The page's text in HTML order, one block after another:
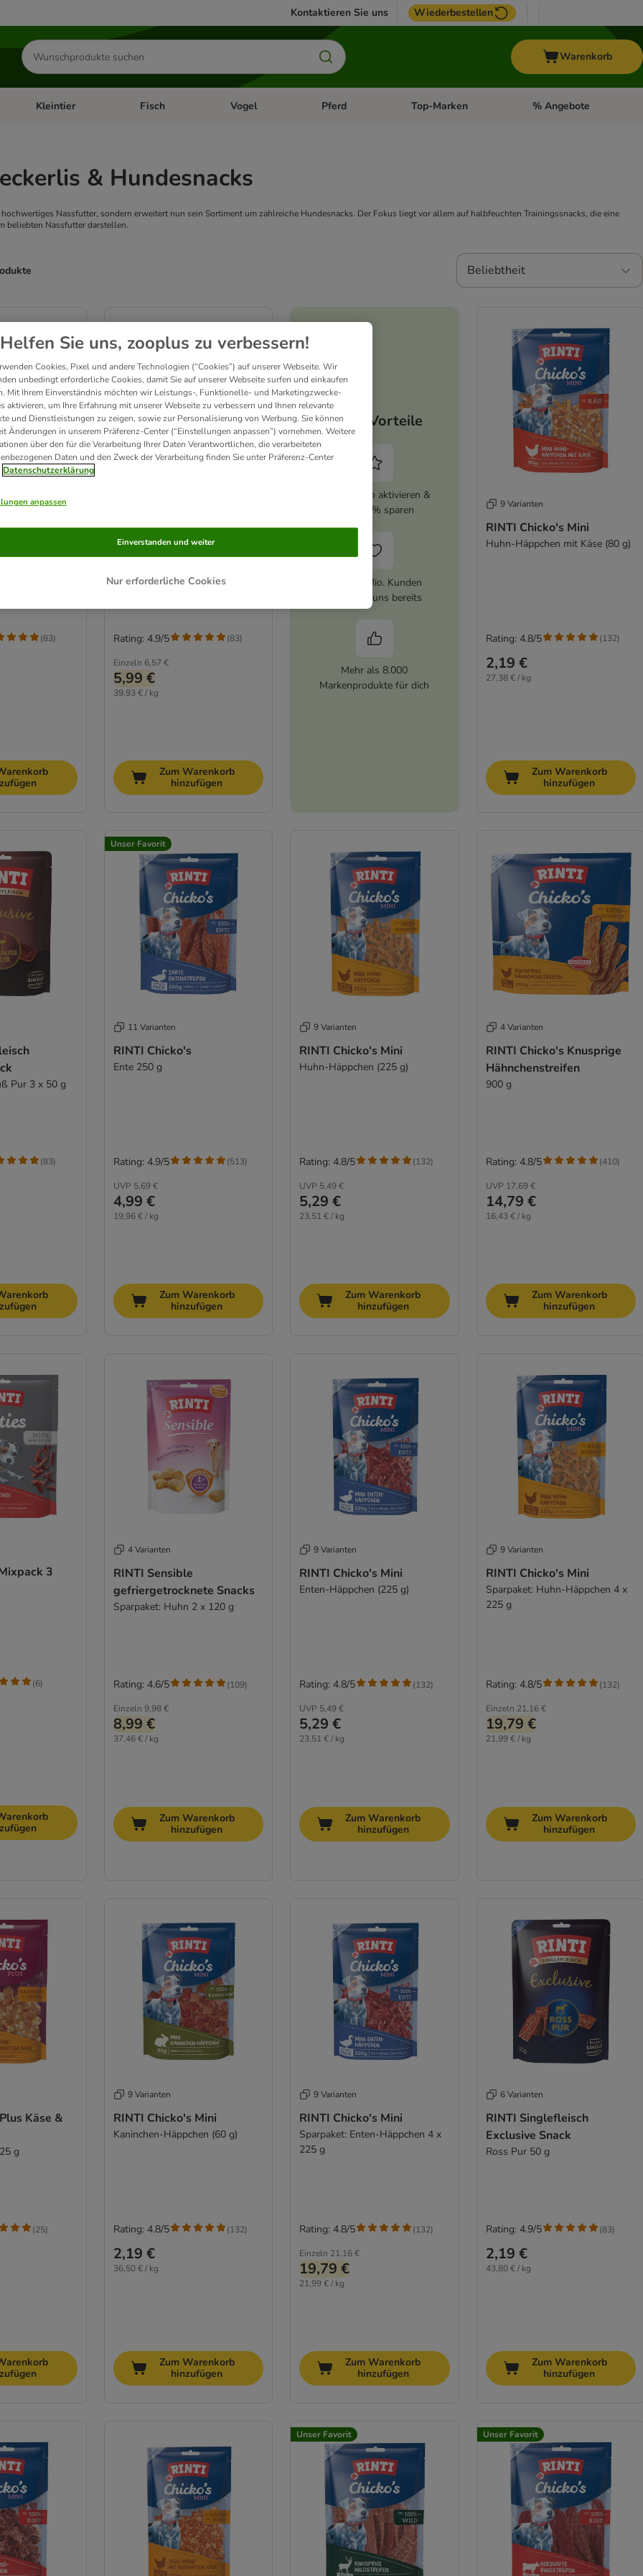
Kontaktieren Sie uns Wiederbestellen
Produkte
suchen
Warenkorb
& Zubehör
Kategorie-Menü öffnen: Hundefutter & Zubehör
Kleintier Kategorie-Menü öffnen: Kleintier
Fisch Kategorie-Menü öffnen: Fisch
Vogel Kategorie-Menü öffnen: Vogel
Pferd Kategorie-Menü öffnen: Pferd
Top-Marken Kategorie-Menü öffnen:
% Angebote
& Hundesnacks
Nassfutter, sondern erweitert nun sein Sortiment um zahlreiche Hundesnacks. Der Fokus liegt vor allem auf halbfeuchten Trainingssnacks, die eine
beliebten Nassfutter darstellen.
Beliebtheit
Pur 3 x 50 g
(83)
RINTI Singlefleisch
Exclusive Snack
Sparpaket: Hirsch Pur 3 x 50 g
Einzeln 6,57 €
5,99 €
39,93 € / kg
Rating: 4.9/5 (83)
Zum Warenkorb
hinzufügen
Deine Vorteile
zooplus Abo aktivieren &
immer 5% sparen
Über 10 Mio. Kunden
vertrauen uns bereits
Mehr als 8.000
Markenprodukte für dich
9 Varianten
RINTI Chicko's Mini
Huhn-Häppchen mit Käse (80 g)
2,19 €
27,38 € / kg
Rating: 4.8/5 (132)
Zum Warenkorb
hinzufügen
Pur 3 x 50 g
(83)
Unser Favorit
11 Varianten
RINTI Chicko's
Ente 250 g
UVP 5,69 €
4,99 €
19,96 € / kg
Rating: 4.9/5 (513)
Zum Warenkorb
hinzufügen
9 Varianten
RINTI Chicko's Mini
Huhn-Häppchen (225 g)
UVP 5,49 €
5,29 €
23,51 € / kg
Rating: 4.8/5 (132)
Zum Warenkorb
hinzufügen
4 Varianten
RINTI Chicko's Knusprige
Hähnchenstreifen
900 g
UVP 17,69 €
14,79 €
16,43 € / kg
Rating: 4.8/5 (410)
Zum Warenkorb
hinzufügen
3
(6)
4 Varianten
RINTI Sensible
gefriergetrocknete Snacks
Sparpaket: Huhn 2 x 120 g
Einzeln 9,98 €
8,99 €
37,46 € / kg
Rating: 4.6/5 (109)
Zum Warenkorb
hinzufügen
9 Varianten
RINTI Chicko's Mini
Enten-Häppchen (225 g)
UVP 5,49 €
5,29 €
23,51 € / kg
Rating: 4.8/5 (132)
Zum Warenkorb
hinzufügen
9 Varianten
RINTI Chicko's Mini
Sparpaket: Huhn-Häppchen 4 x
225 g
Einzeln 21,16 €
19,79 €
21,99 € / kg
Rating: 4.8/5 (132)
Zum Warenkorb
hinzufügen
Käse &
g
(25)
9 Varianten
RINTI Chicko's Mini
Kaninchen-Häppchen (60 g)
2,19 €
36,50 € / kg
Rating: 4.8/5 (132)
Zum Warenkorb
hinzufügen
9 Varianten
RINTI Chicko's Mini
Sparpaket: Enten-Häppchen 4 x
225 g
Einzeln 21,16 €
19,79 €
21,99 € / kg
Rating: 4.8/5 (132)
Zum Warenkorb
hinzufügen
6 Varianten
RINTI Singlefleisch
Exclusive Snack
Ross Pur 50 g
2,19 €
43,80 € / kg
Rating: 4.9/5 (83)
Zum Warenkorb
hinzufügen
Unser Favorit Unser Favorit
Helfen Sie uns, zooplus zu verbessern!
Cookies, Pixel und andere Technologien (“Cookies”) auf unserer Webseite. Wir
unbedingt erforderliche Cookies, damit Sie auf unserer Webseite surfen und einkaufen
Mit Ihrem Einverständnis möchten wir Leistungs-, Funktionelle- und Marketingzwecke-
aktivieren, um Ihre Erfahrung mit unserer Webseite zu verbessern und Ihnen relevante
und Dienstleistungen zu zeigen, sowie zur Personalisierung von Werbung. Sie können
Änderungen in unserem Präferenz-Center (“Einstellungen anpassen”) vornehmen. Weitere
über den für die Verarbeitung Ihrer Daten Verantwortlichen, die verarbeiteten
Daten und den Zweck der Verarbeitung finden Sie unter Präferenz-Center
Datenschutzerklärung
anpassen
Nur erforderliche Cookies
Einverstanden und weiter